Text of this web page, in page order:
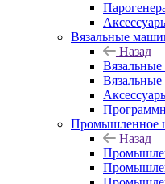
Вязальные
Назад
Промышленное
Назад